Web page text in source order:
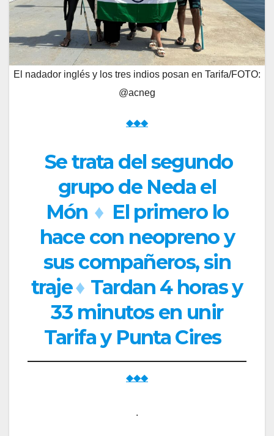
El nadador inglés y los tres indios posan en Tarifa/FOTO:
@acneg
◆◆◆
Se trata del segundo
grupo de Neda el
Món ♦ El primero lo
hace con neopreno y
sus compañeros, sin
traje♦ Tardan 4 horas y
33 minutos en unir
Tarifa y Punta Cires
◆◆◆
.